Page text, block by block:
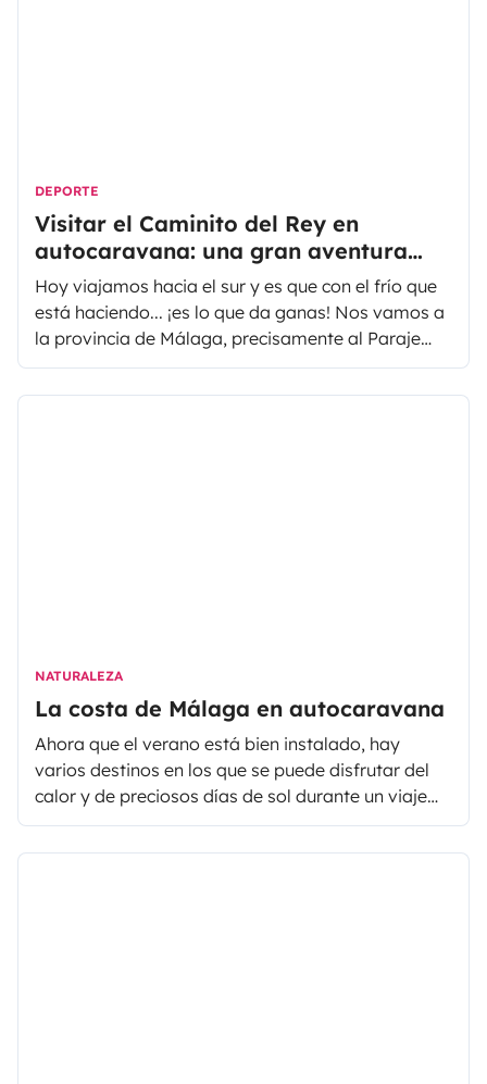
DEPORTE
Visitar el Caminito del Rey en
autocaravana: una gran aventura
que hacer en Málaga
Hoy viajamos hacia el sur y es que con el frío que
está haciendo... ¡es lo que da ganas! Nos vamos a
la provincia de Málaga, precisamente al Paraje
Natural Desfiladero de los Gaitanes. Y, ¿por qué?
Simplemente porque nos apetece compartir
NATURALEZA
La costa de Málaga en autocaravana
Ahora que el verano está bien instalado, hay
varios destinos en los que se puede disfrutar del
calor y de preciosos días de sol durante un viaje
itinerante, un ejemplo de ello es Málaga. El alquiler
de autocaravanas en Málaga, te permitirá visitar